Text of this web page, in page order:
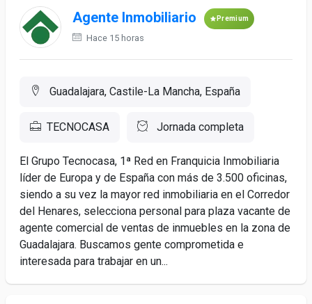
Agente Inmobiliario Premium
Hace 15 horas
Guadalajara, Castile-La Mancha, España
TECNOCASA Jornada completa
El Grupo Tecnocasa, 1ª Red en Franquicia Inmobiliaria
líder de Europa y de España con más de 3.500 oficinas,
siendo a su vez la mayor red inmobiliaria en el Corredor
del Henares, selecciona personal para plaza vacante de
agente comercial de ventas de inmuebles en la zona de
Guadalajara. Buscamos gente comprometida e
interesada para trabajar en un...